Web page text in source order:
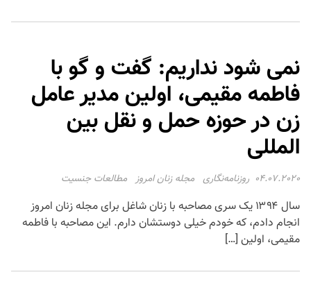
نمی شود نداریم: گفت و گو با
فاطمه مقیمی، اولین مدیر عامل
زن در حوزه حمل و نقل بین
المللی
04.07.2020 روزنامه‌نگاری مجله زنان امروز مطالعات جنسیت
سال ۱۳۹۴ یک سری مصاحبه با زنان شاغل برای مجله زنان امروز
انجام دادم، که خودم خیلی دوستشان دارم. این مصاحبه با فاطمه
مقیمی، اولین […]